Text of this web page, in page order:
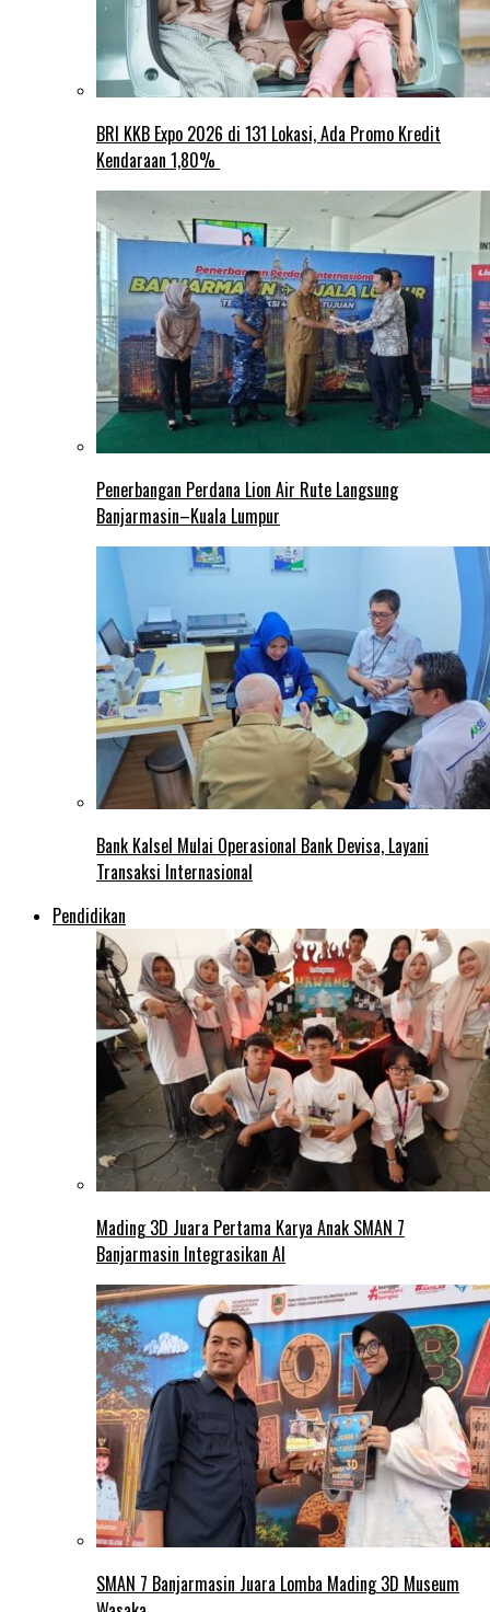
BRI KKB Expo 2026 di 131 Lokasi, Ada Promo Kredit
Kendaraan 1,80%
Penerbangan Perdana Lion Air Rute Langsung
Banjarmasin–Kuala Lumpur
Bank Kalsel Mulai Operasional Bank Devisa, Layani
Transaksi Internasional
Pendidikan
Mading 3D Juara Pertama Karya Anak SMAN 7
Banjarmasin Integrasikan AI
SMAN 7 Banjarmasin Juara Lomba Mading 3D Museum